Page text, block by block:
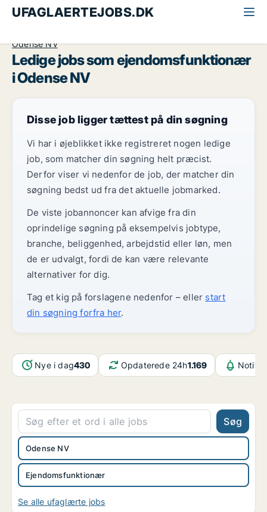
UFAGLAERTEJOBS.DK
Odense NV
Ledige jobs som ejendomsfunktionær
i Odense NV
Disse job ligger tættest på din søgning
Vi har i øjeblikket ikke registreret nogen ledige
job, som matcher din søgning helt præcist.
Derfor viser vi nedenfor de job, der matcher din
søgning bedst ud fra det aktuelle jobmarked.
De viste jobannoncer kan afvige fra din
oprindelige søgning på eksempelvis jobtype,
branche, beliggenhed, arbejdstid eller løn, men
de er udvalgt, fordi de kan være relevante
alternativer for dig.
Tag et kig på forslagene nedenfor – eller start
din søgning forfra her.
Nye i dag430 Opdaterede 24h1.169
Søg
Ejendomsfunktionær
Odense NV
Se alle ufaglærte jobs